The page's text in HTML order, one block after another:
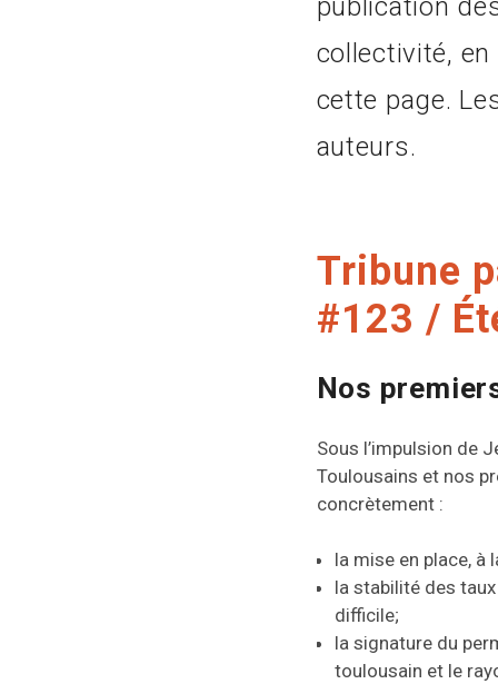
publication
collectivité, en
cette page.
auteurs.
Tribune
#123 /
Nos
Sous l’impulsion de
Toulousains et nos
concrètement :
la mise en place, à
la stabilité des
difficile;
la signature du
toulousain et le